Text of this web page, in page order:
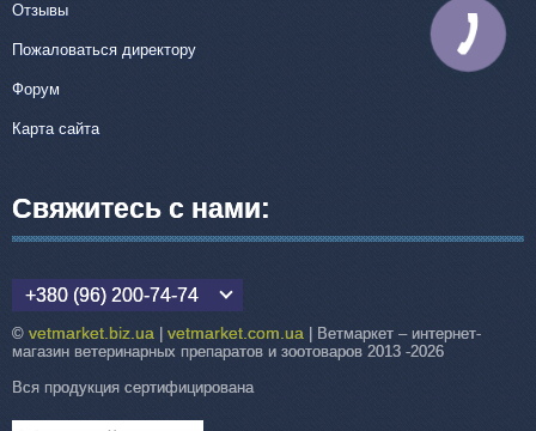
Отзывы
Пожаловаться директору
Форум
Карта сайта
Свяжитесь с нами:
+380 (96) 200-74-74
© vetmarket.biz.ua | vetmarket.com.ua | Ветмаркет – интернет-
магазин ветеринарных препаратов и зоотоваров 2013 -2026
Вся продукция сертифицирована
КНОПКА
СВЯЗИ